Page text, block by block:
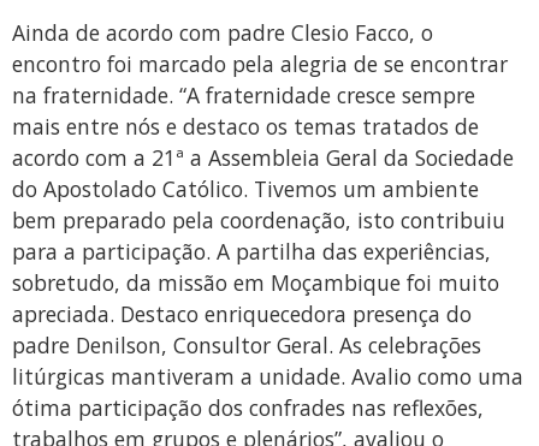
Ainda de acordo com padre Clesio Facco, o
encontro foi marcado pela alegria de se encontrar
na fraternidade. “A fraternidade cresce sempre
mais entre nós e destaco os temas tratados de
acordo com a 21ª a Assembleia Geral da Sociedade
do Apostolado Católico. Tivemos um ambiente
bem preparado pela coordenação, isto contribuiu
para a participação. A partilha das experiências,
sobretudo, da missão em Moçambique foi muito
apreciada. Destaco enriquecedora presença do
padre Denilson, Consultor Geral. As celebrações
litúrgicas mantiveram a unidade. Avalio como uma
ótima participação dos confrades nas reflexões,
trabalhos em grupos e plenários”, avaliou o